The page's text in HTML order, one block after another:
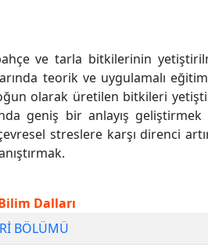
ve tarla bitkilerinin
teorik ve uygulamalı
olarak üretilen bitkileri
geniş bir anlayış
streslere karşı direnci
Dalları
BÖLÜMÜ